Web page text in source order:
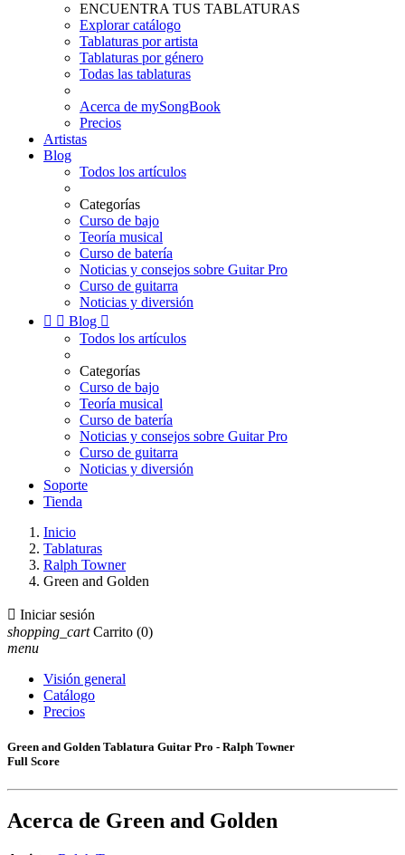
ENCUENTRA TUS TABLATURAS
Explorar catálogo
Tablaturas por artista
Tablaturas por género
Todas las tablaturas
Acerca de mySongBook
Precios
Artistas
Blog
Todos los artículos
Categorías
Curso de bajo
Teoría musical
Curso de batería
Noticias y consejos sobre Guitar Pro
Curso de guitarra
Noticias y diversión
  Blog 
Todos los artículos
Categorías
Curso de bajo
Teoría musical
Curso de batería
Noticias y consejos sobre Guitar Pro
Curso de guitarra
Noticias y diversión
Soporte
Tienda
Inicio
Tablaturas
Ralph Towner
Green and Golden
 Iniciar sesión
shopping_cart Carrito (0)
menu
Visión general
Catálogo
Precios
Green and Golden Tablatura Guitar Pro - Ralph Towner
Full Score
Acerca de Green and Golden